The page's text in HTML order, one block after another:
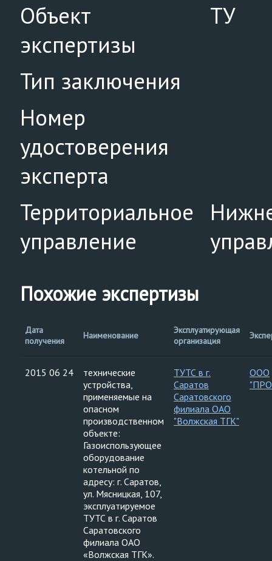
Объект
экспертизы
ТУ
Тип заключения
Номер
удостоверения
эксперта
Территориальное
управление
Похожие экспертизы
Дата
получения
Наименование
Эксплуатирующая
организация
2015 06 24
технические
устройства,
применяемые на
опасном
производственном
объекте:
Газоиспользующее
оборудование
котельной по
адресу: г. Саратов,
ул. Мясницкая, 107,
эксплуатируемое
ТУТС в г. Саратов
Саратовского
филиала ОАО
«Волжская ТГК».
ТУТС в г.
Саратов
Саратовского
филиала ОАО
"Волжская ТГК"
ООО